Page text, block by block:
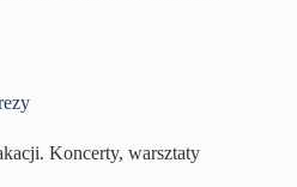
Koncerty, warsztaty